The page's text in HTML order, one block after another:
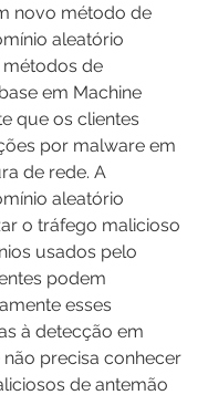
novo método de
aleatório
de
em Machine
que os clientes
por malware em
de rede. A
aleatório
o tráfego malicioso
usados ​​pelo
podem
esses
à detecção em
precisa conhecer
de antemão